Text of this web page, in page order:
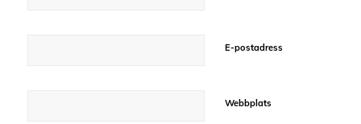
E-postadress
Webbplats